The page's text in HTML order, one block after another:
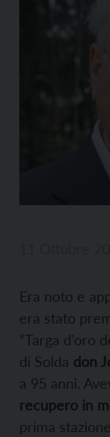
Era noto e
era stato
“Targa d’oro
di Solda don
a 95 anni.
recupero in
prima